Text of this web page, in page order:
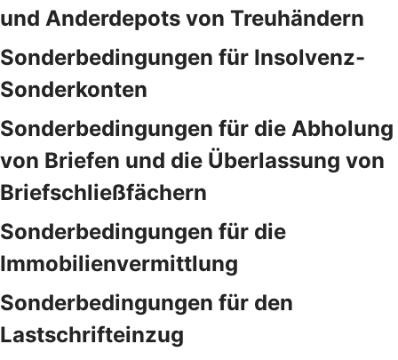
und Anderdepots von Treuhändern
Sonderbedingungen für Insolvenz-
Sonderkonten
Sonderbedingungen für die Abholung
von Briefen und die Überlassung von
Briefschließfächern
Sonderbedingungen für die
Immobilienvermittlung
Sonderbedingungen für den
Lastschrifteinzug